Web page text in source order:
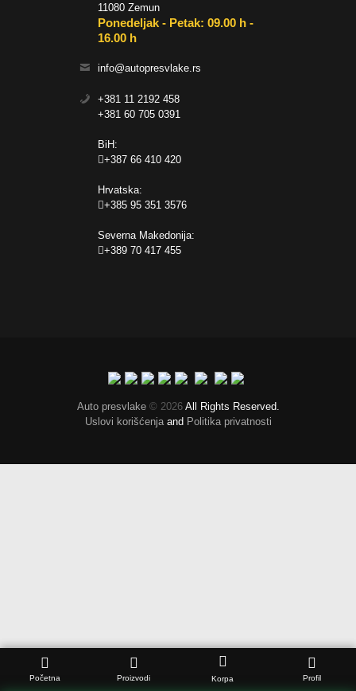
11080 Zemun
Ponedeljak - Petak: 09.00 h -
16.00 h
info@autopresvlake.rs
+381 11 2192 458
+381 60 705 0391
BiH:
+387 66 410 420
Hrvatska:
+385 95 351 3576
Severna Makedonija:
+389 70 417 455
Auto presvlake© 2026 All Rights Reserved.
Uslovi korišćenja and Politika privatnosti
Početna Proizvodi Korpa Profil